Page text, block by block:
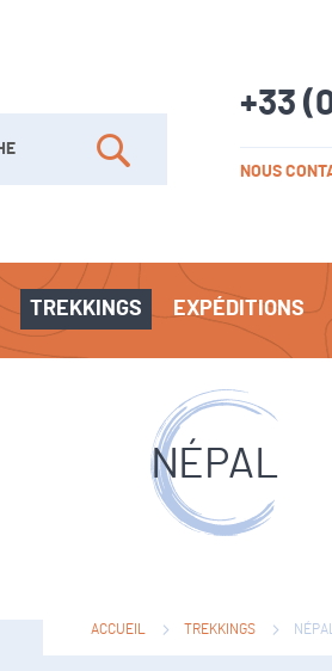
Rechercher
+33
NOUS
TREKKINGS EXPÉDITIONS
NÉPAL
ACCUEIL TREKKINGS NÉPAL